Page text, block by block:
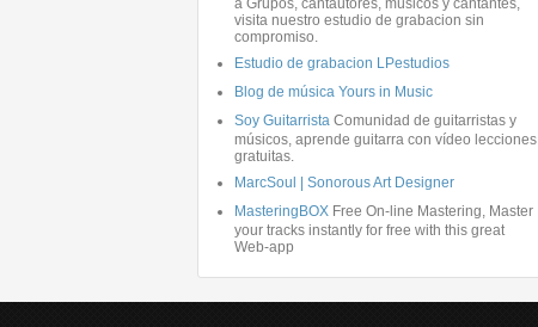
a Grupos, cantautores, músicos y cantantes,
visita nuestro estudio de grabacion sin
compromiso.
Estudio de grabacion LPestudios
Blog de música Yours in Music
Soy Guitarrista Comunidad de guitarristas y
músicos, aprende guitarra con vídeo lecciones
gratuitas.
MarcSoul | Sonorous Art Designer
MasteringBOX Free On-line Mastering, Master
your tracks instantly for free with this great
Web-app